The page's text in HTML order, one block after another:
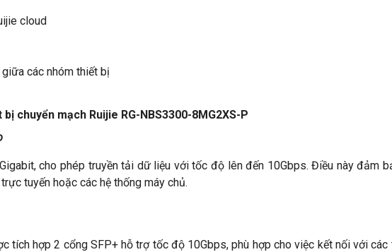
cloud
các nhóm thiết bị
chuyển mạch Ruijie RG-NBS3300-8MG2XS-P
cho phép truyền tải dữ liệu với tốc độ lên đến 10Gbps. Điều này đảm
tuyến hoặc các hệ thống máy chủ.
tích hợp 2 cổng SFP+ hỗ trợ tốc độ 10Gbps, phù hợp cho việc kết nối với